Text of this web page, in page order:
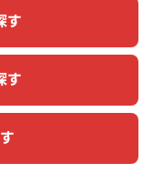
す
す